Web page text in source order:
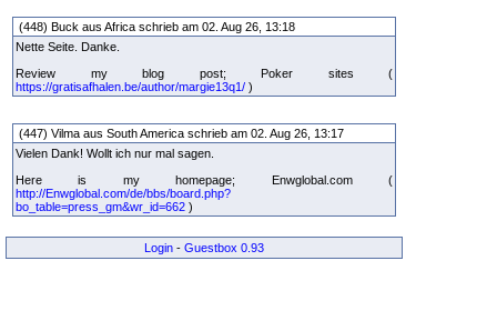
(448) Buck aus Africa schrieb am 02. Aug 26, 13:18
Nette Seite. Danke.
Review my blog post; Poker sites (
https://gratisafhalen.be/author/margie13q1/ )
(447) Vilma aus South America schrieb am 02. Aug 26, 13:17
Vielen Dank! Wollt ich nur mal sagen.
Here is my homepage; Enwglobal.com (
http://Enwglobal.com/de/bbs/board.php?
bo_table=press_gm&wr_id=662 )
Login - Guestbox 0.93